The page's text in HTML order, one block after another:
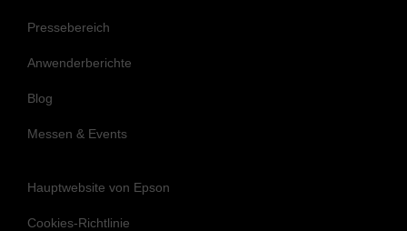
Pressebereich
Anwenderberichte
Blog
Messen & Events
Hauptwebsite von Epson
Cookies-Richtlinie